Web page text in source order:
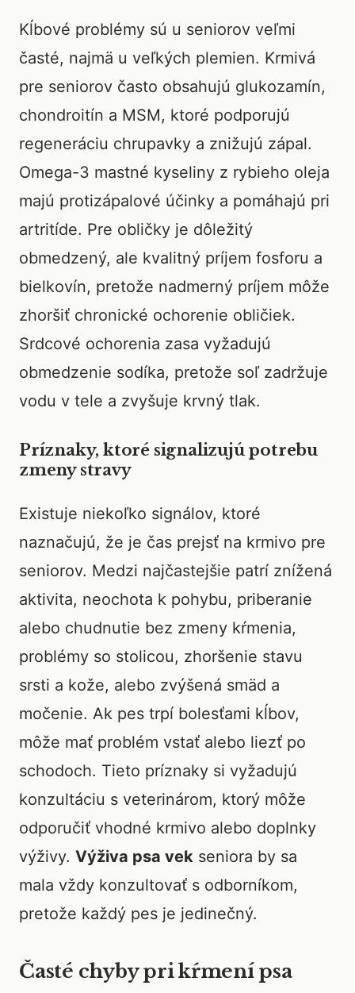
Kĺbové problémy sú u seniorov veľmi
časté, najmä u veľkých plemien. Krmivá
pre seniorov často obsahujú glukozamín,
chondroitín a MSM, ktoré podporujú
regeneráciu chrupavky a znižujú zápal.
Omega-3 mastné kyseliny z rybieho oleja
majú protizápalové účinky a pomáhajú pri
artritíde. Pre obličky je dôležitý
obmedzený, ale kvalitný príjem fosforu a
bielkovín, pretože nadmerný príjem môže
zhoršiť chronické ochorenie obličiek.
Srdcové ochorenia zasa vyžadujú
obmedzenie sodíka, pretože soľ zadržuje
vodu v tele a zvyšuje krvný tlak.
Príznaky, ktoré signalizujú potrebu
zmeny stravy
Existuje niekoľko signálov, ktoré
naznačujú, že je čas prejsť na krmivo pre
seniorov. Medzi najčastejšie patrí znížená
aktivita, neochota k pohybu, priberanie
alebo chudnutie bez zmeny kŕmenia,
problémy so stolicou, zhoršenie stavu
srsti a kože, alebo zvýšená smäd a
močenie. Ak pes trpí bolesťami kĺbov,
môže mať problém vstať alebo liezť po
schodoch. Tieto príznaky si vyžadujú
konzultáciu s veterinárom, ktorý môže
odporučiť vhodné krmivo alebo doplnky
výživy. Výživa psa vek seniora by sa
mala vždy konzultovať s odborníkom,
pretože každý pes je jedinečný.
Časté chyby pri kŕmení psa